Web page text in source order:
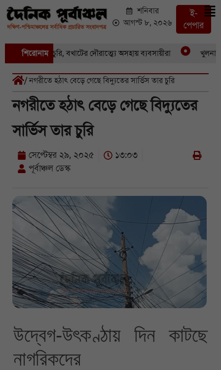
শনিবার
আগস্ট ৮, ২০২৬
ই-
পেপার
শিরোনাম
পর একচুরি, বখাটের দৌরাত্ম্যে অসহায় ব্যবসায়ীরা খুলনার
/ নগরীতে হঠাৎ বেড়ে গেছে বিদ্যুতের সার্ভিস তার চুরি
নগরীতে হঠাৎ বেড়ে গেছে বিদ্যুতের
সার্ভিস তার চুরি
সেপ্টেম্বর ২৯, ২০২৫
১৩:০৩
পূর্বাঞ্চল ডেস্ক
উদ্বেগ-উৎকণ্ঠায় দিন কাটছে
নাগরিকদের